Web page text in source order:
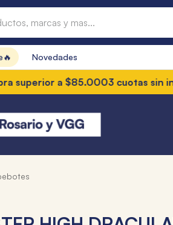
Novedades
a $85.0003 cuotas sin